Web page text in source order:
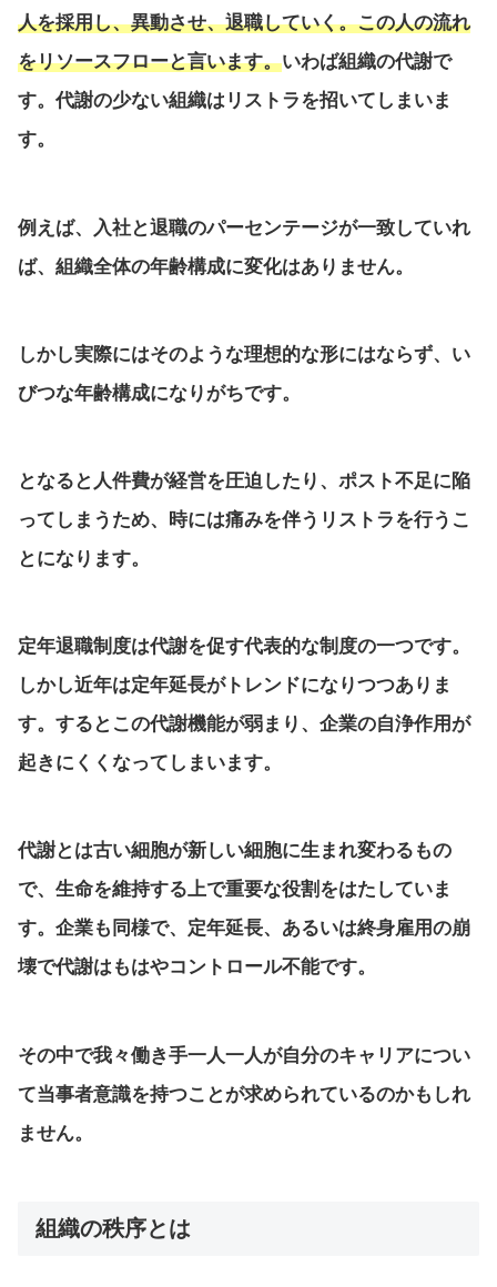
人を採用し、異動させ、退職していく。この人の流れ
をリソースフローと言います。いわば組織の代謝で
す。代謝の少ない組織はリストラを招いてしまいま
す。
例えば、入社と退職のパーセンテージが一致していれ
ば、組織全体の年齢構成に変化はありません。
しかし実際にはそのような理想的な形にはならず、い
びつな年齢構成になりがちです。
となると人件費が経営を圧迫したり、ポスト不足に陥
ってしまうため、時には痛みを伴うリストラを行うこ
とになります。
定年退職制度は代謝を促す代表的な制度の一つです。
しかし近年は定年延長がトレンドになりつつありま
す。するとこの代謝機能が弱まり、企業の自浄作用が
起きにくくなってしまいます。
代謝とは古い細胞が新しい細胞に生まれ変わるもの
で、生命を維持する上で重要な役割をはたしていま
す。企業も同様で、定年延長、あるいは終身雇用の崩
壊で代謝はもはやコントロール不能です。
その中で我々働き手一人一人が自分のキャリアについ
て当事者意識を持つことが求められているのかもしれ
ません。
組織の秩序とは